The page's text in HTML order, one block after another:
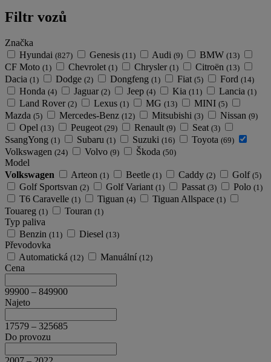
Filtr vozů
Značka
Hyundai (827) Genesis (11) Audi (9) BMW (13)
CF Moto (1) Chevrolet (1) Chrysler (1) Citroën (13)
Dacia (1) Dodge (2) Dongfeng (1) Fiat (5) Ford (14)
Honda (4) Jaguar (2) Jeep (4) Kia (11) Lancia (1)
Land Rover (2) Lexus (1) MG (13) MINI (5)
Mazda (5) Mercedes-Benz (12) Mitsubishi (3) Nissan (9)
Opel (13) Peugeot (29) Renault (9) Seat (3)
SsangYong (1) Subaru (1) Suzuki (16) Toyota (69)
Volkswagen (24) Volvo (9) Škoda (50)
Model
Volkswagen
Arteon (1) Beetle (1) Caddy (2) Golf (5)
Golf Sportsvan (2) Golf Variant (1) Passat (3) Polo (1)
T6 Caravelle (1) Tiguan (4) Tiguan Allspace (1)
Touareg (1) Touran (1)
Typ paliva
Benzin (11) Diesel (13)
Převodovka
Automatická (12) Manuální (12)
Cena
99900 – 849900
Najeto
17579 – 325685
Do provozu